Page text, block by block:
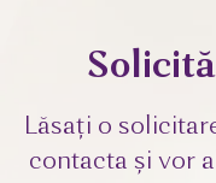
Lăsați o
contacta și vor